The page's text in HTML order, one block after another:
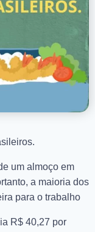
um almoço em
a maioria dos
para o trabalho
R$ 40,27 por